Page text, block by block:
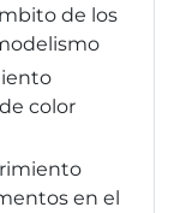
de los
color
en el